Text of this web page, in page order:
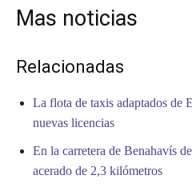
Mas noticias
Relacionadas
La flota de taxis adaptados de
nuevas licencias
En la carretera de Benahavís
acerado de 2,3 kilómetros